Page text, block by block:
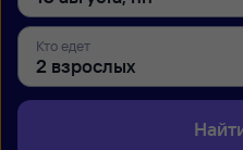
Кто едет